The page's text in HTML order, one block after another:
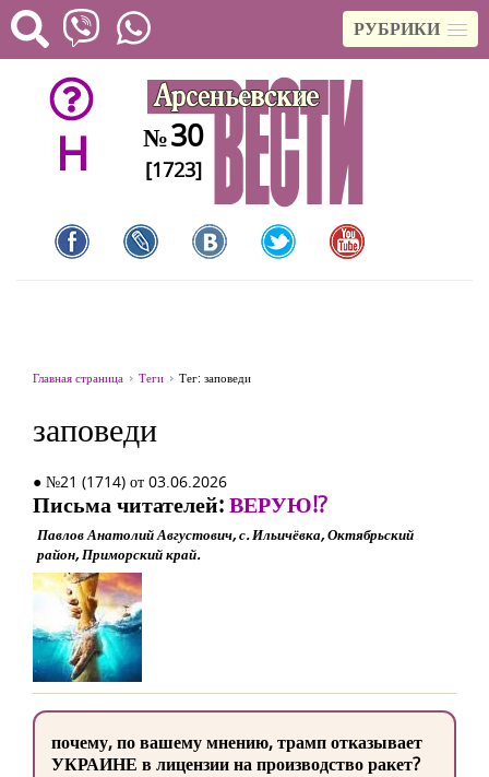
РУБРИКИ
H №30
[1723]
Главная страница Теги Тег: заповеди
заповеди
● №21 (1714) от 03.06.2026
Письма читателей:ВЕРУЮ!?
Павлов Анатолий Августович, с. Ильичёвка, Октябрьский
район, Приморский край.
почему, по вашему мнению, трамп отказывает
УКРАИНЕ в лицензии на производство ракет?